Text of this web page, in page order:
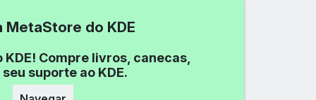
MetaStore do KDE
Compre livros, canecas,
suporte ao KDE.